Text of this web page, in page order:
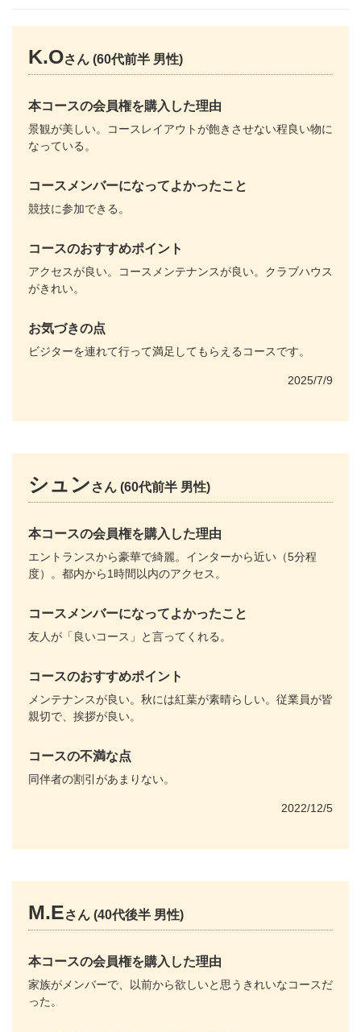
K.Oさん (60代前半 男性)
本コースの会員権を購入した理由
景観が美しい。コースレイアウトが飽きさせない程良い物に
なっている。
コースメンバーになってよかったこと
競技に参加できる。
コースのおすすめポイント
アクセスが良い。コースメンテナンスが良い。クラブハウス
がきれい。
お気づきの点
ビジターを連れて行って満足してもらえるコースです。
2025/7/9
シュン さん (60代前半 男性)
本コースの会員権を購入した理由
エントランスから豪華で綺麗。インターから近い（5分程
度）。都内から1時間以内のアクセス。
コースメンバーになってよかったこと
友人が「良いコース」と言ってくれる。
コースのおすすめポイント
メンテナンスが良い。秋には紅葉が素晴らしい。従業員が皆
親切で、挨拶が良い。
コースの不満な点
同伴者の割引があまりない。
2022/12/5
M.Eさん (40代後半 男性)
本コースの会員権を購入した理由
家族がメンバーで、以前から欲しいと思うきれいなコースだ
った。